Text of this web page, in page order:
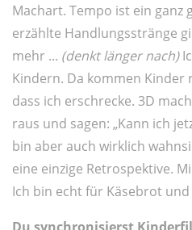
Machart. Tempo ist ein ganz
erzählte Handlungsstränge
mehr ... (denkt länger nach)
Kindern. Da kommen Kinder
dass ich erschrecke. 3D
raus und sagen: „Kann ich
bin aber auch wirklich
eine einzige Retrospektive.
Ich bin echt für Käsebrot und
Du synchronisierst